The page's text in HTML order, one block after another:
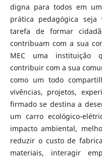
digna para todos em
prática pedagógica
tarefa de formar
contribuam com a sua
MEC uma instituição
contribuir com a sua
como um todo
vivências, projetos,
firmado se destina a
um carro ecológico-
impacto ambiental,
reduzir o custo de
materiais, interagir